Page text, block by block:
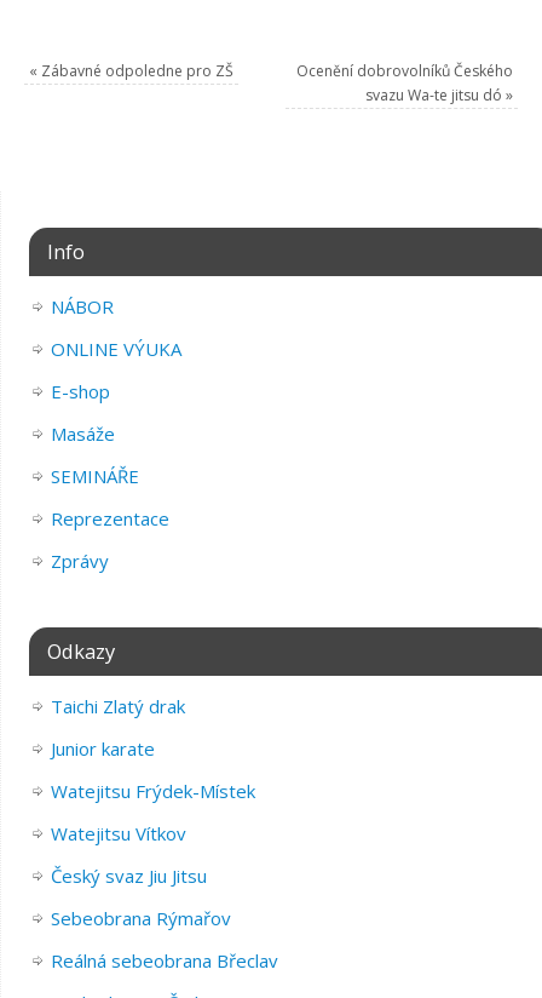
« Zábavné odpoledne pro ZŠ
Ocenění dobrovolníků Českého
svazu Wa-te jitsu dó »
Info
NÁBOR
ONLINE VÝUKA
E-shop
Masáže
SEMINÁŘE
Reprezentace
Zprávy
Odkazy
Taichi Zlatý drak
Junior karate
Watejitsu Frýdek-Místek
Watejitsu Vítkov
Český svaz Jiu Jitsu
Sebeobrana Rýmařov
Reálná sebeobrana Břeclav